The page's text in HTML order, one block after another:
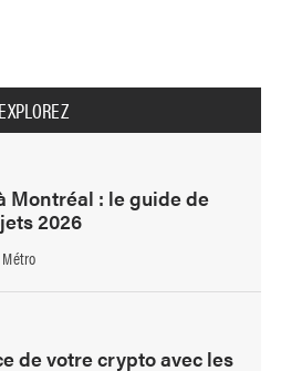
EXPLOREZ
Montréal : le guide de
2026
de votre crypto avec les